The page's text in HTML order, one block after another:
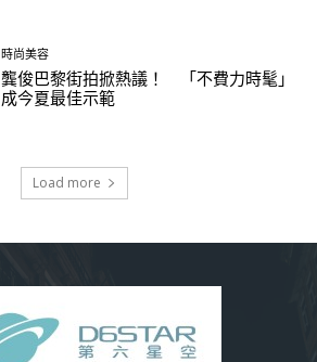
時尚美容
龔俊巴黎街拍掀熱議！ 「不費力時髦」
成今夏最佳示範
Load more